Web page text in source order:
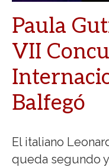
Paula
VII
Balfegó
El italiano
queda segundo